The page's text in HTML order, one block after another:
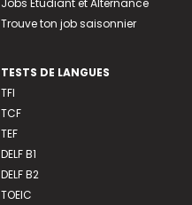
Jobs Etudiant et Alternance
Trouve ton job saisonnier
TESTS DE LANGUES
TFI
TCF
TEF
DELF B1
DELF B2
TOEIC